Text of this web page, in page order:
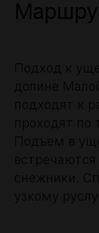
Подход к
долине
подходят к
проходят по
Подъем в
снежники.
узкому